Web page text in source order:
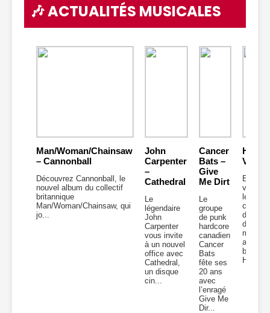
🎶 ACTUALITÉS MUSICALES
Man/Woman/Chainsaw
– Cannonball
Découvrez Cannonball, le
nouvel album du collectif
britannique
Man/Woman/Chainsaw, qui
jo...
John
Carpenter
–
Cathedral
Le
légendaire
John
Carpenter
vous invite
à un nouvel
office avec
Cathedral,
un disque
cin...
Cancer
Bats –
Give
Me Dirt
Le
groupe
de punk
hardcore
canadien
Cancer
Bats
fête ses
20 ans
avec
l’enragé
Give Me
Dir...
vous
les
du
de
metal
belge